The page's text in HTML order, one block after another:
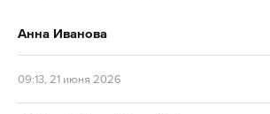
Анна Иванова
09:13, 21 июня 2026